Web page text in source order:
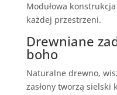
Modułowa
każdej przestrzeni.
Drewniane
boho
Naturalne drewno,
zasłony tworzą sielski